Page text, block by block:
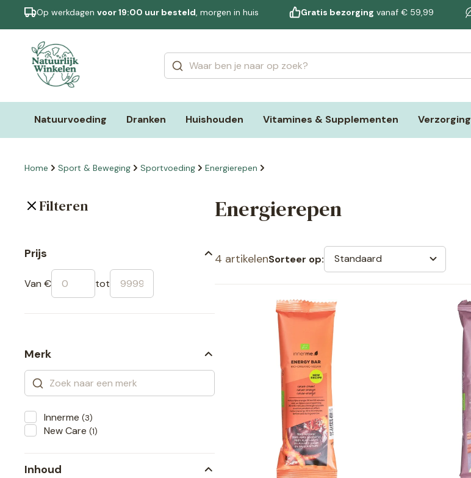
Op werkdagen voor 19:00 uur besteld, morgen in huis Gratis bezorging vanaf € 59,99
Natuurvoeding Dranken Huishouden Vitamines & Supplementen Verzorging
Home Sport & Beweging Sportvoeding Energierepen
Filteren
Prijs
Van € tot
Merk
Innerme (3)
New Care (1)
Inhoud
Energierepen
4 artikelenSorteer op: Standaard